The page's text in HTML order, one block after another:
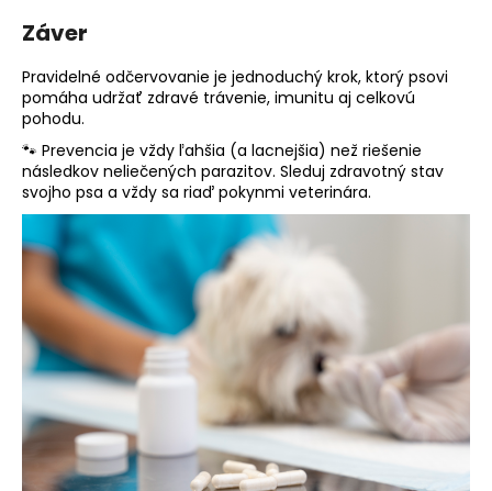
Záver
Pravidelné odčervovanie je jednoduchý krok, ktorý psovi
pomáha udržať zdravé trávenie, imunitu aj celkovú
pohodu.
🐾 Prevencia je vždy ľahšia (a lacnejšia) než riešenie
následkov neliečených parazitov. Sleduj zdravotný stav
svojho psa a vždy sa riaď pokynmi veterinára.